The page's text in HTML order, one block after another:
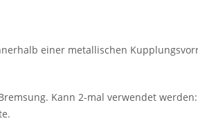
einer metallischen
Kann 2-mal verwendet